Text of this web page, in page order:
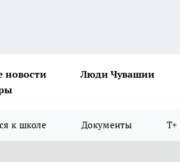
новости Люди Чувашии
к школе Документы Т+